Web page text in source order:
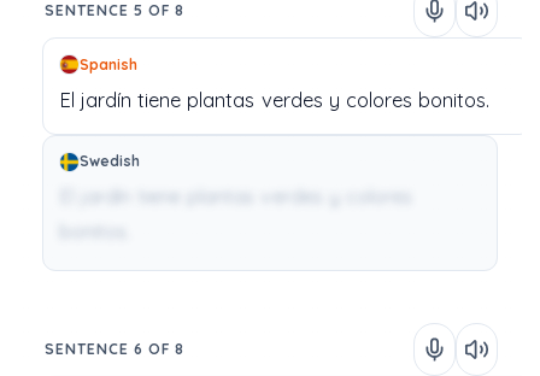
SENTENCE 5 OF 8
Spanish
El jardíntiene plantas verdes y colores bonitos.
Swedish
El jardín tiene plantas verdes y colores
SENTENCE 6 OF 8